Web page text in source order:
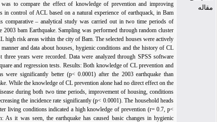
aim of this study was to compare the effect of knowledge of prevention and
housing, conditions in control of ACL based on a natural experience of earthquack, in
city. Methods: This comparative – analytical study was carried out in two time periods
before and after the 2003 bam Earthquake. Sampling was performed through random
method from the CL high risk areas within the city of Bam. The selected houses were
visited in a similar manner and data about houses, hygienic conditions and the history of
infection in the last three years were recorded. Data were analyzed through SPSS
and using t, Chi-Square and regression tests. Results: Both knowledge of CL prevention
housing, conditions were significantly better (p< 0.0001) after the 2003 earthquake
before the earthquake. While the knowledge of CL prevention alone had no direct effect on
incidence rate of disease during both two time periods, improvement of housing,
was effective in decreasing the incidence rate significantly (p< 0.0001). The household
of houses with better living conditions indicated a high knowledge of prevention (r= 0.7,
0.001). Conclusion: As it was seen, the earthquake has caused basic changes in